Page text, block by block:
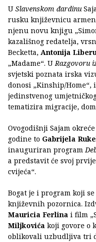
U Slavenskom đardinu
rusku književnicu
njenu novu knjigu
kazališnog redatelja,
Becketta, Antonija
„Madame“. URazgovoru
svjetski poznata irska
donosi „Kinship/
jedinstvenog
tematizira migracije,
Ovogodišnji Sajam
godine to Gabrijela
inauguriran program
a predstavit će svoj
cvijeća“.
Bogat je i program koji
književnih pozornica.
Mauricia Ferlina i film
Miljkovića koji govore o
oblikovali uzbudljiva tri